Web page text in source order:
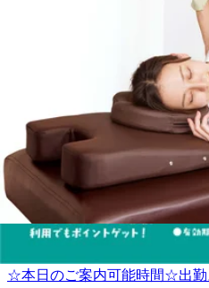
7/23(木) 「サマーキャン
こんにちは!Re.Ra.Kuパサージ
いていますが、睡眠はとれて
てお過ごしくださいね。夏と
キャンペーン」がはじまって
日（金）の期間限定で、リラ
となります！※期間中お一人
「happy2026」の事前適用が必
はじめてご利用のお客様は、1
額に♪※クーポンコード「
ですチャージする前にコード
く☆ 【リラクペイカードって
プリペイド式のカードです。
7/16(木) －５℃の炭酸泡
☆【Re.Ra.Ku パサージオ
☆本日のご案内可能時間
です。(最終受付20:20※30分
可能時間☆12:00～15:30まで随
14:50※30分コースの場合)出勤
---------------------------------------こ
西新井店です。今日も朝から
2026.07.16
7/14(火) 暑い日は爽快ヘ
に!【Re.Ra.Ku パサージ
☆本日のご案内可能時間☆出勤